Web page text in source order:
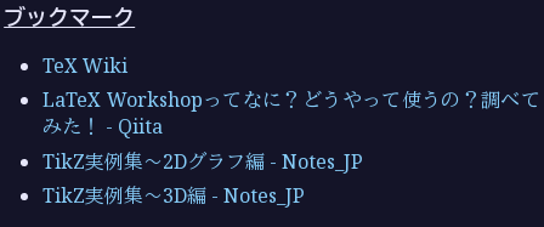
ブックマーク
TeX Wiki
LaTeX Workshopってなに？どうやって使うの？調べて
みた！ - Qiita
TikZ実例集〜2Dグラフ編 - Notes_JP
TikZ実例集〜3D編 - Notes_JP